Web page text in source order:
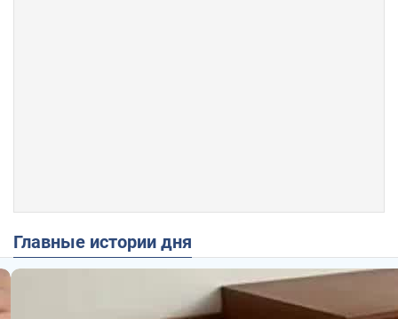
Главные истории дня